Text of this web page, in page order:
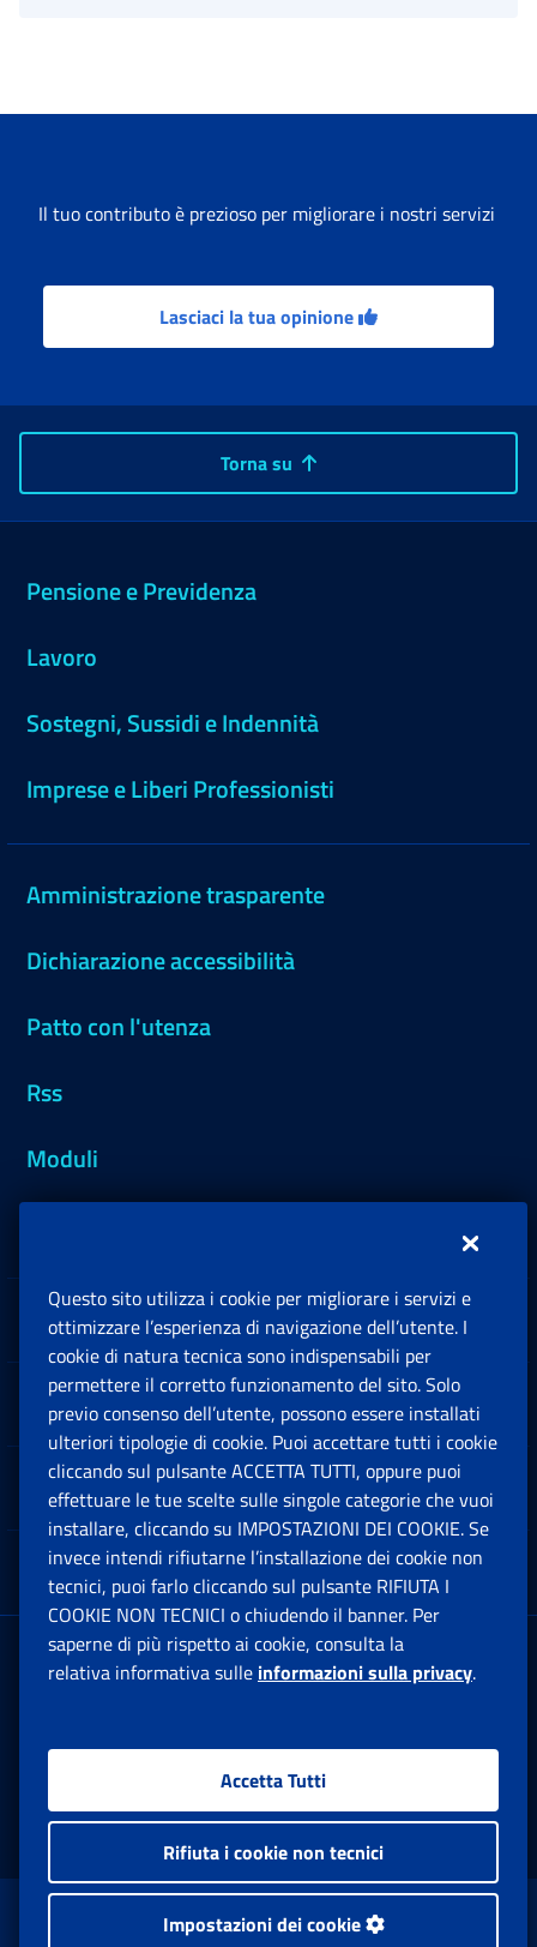
Il tuo contributo è prezioso per migliorare i nostri servizi
Lasciaci la tua opinione
Torna su
Pensione e Previdenza
Lavoro
Sostegni, Sussidi e Indennità
Imprese e Liberi Professionisti
Amministrazione trasparente
Dichiarazione accessibilità
Patto con l'utenza
Rss
Moduli
Sedi e Contatti
Software
Note Legali
App mobile
Sede Legale : Via Ciro il Grande, 21
00144 Roma
Facebook: Apre una nuova finestra
Twitter: Apre una nuova finestra
Whatsapp: Apre una nuova
Youtube: Apre una
Instagram:
www.inps.gov.it © 1997-2026
Questo sito utilizza i cookie per migliorare i servizi e
ottimizzare l’esperienza di navigazione dell’utente. I
cookie di natura tecnica sono indispensabili per
permettere il corretto funzionamento del sito. Solo
previo consenso dell’utente, possono essere installati
ulteriori tipologie di cookie. Puoi accettare tutti i cookie
cliccando sul pulsante ACCETTA TUTTI, oppure puoi
effettuare le tue scelte sulle singole categorie che vuoi
installare, cliccando su IMPOSTAZIONI DEI COOKIE. Se
invece intendi rifiutarne l’installazione dei cookie non
tecnici, puoi farlo cliccando sul pulsante RIFIUTA I
COOKIE NON TECNICI o chiudendo il banner. Per
saperne di più rispetto ai cookie, consulta la
relativa informativa sulle informazioni sulla privacy.
Accetta Tutti
Rifiuta i cookie non tecnici
Impostazioni dei cookie